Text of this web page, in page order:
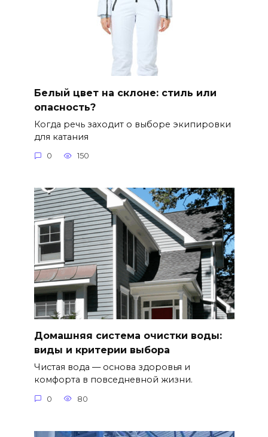
Белый цвет на склоне: стиль или
опасность?
Когда речь заходит о выборе экипировки
для катания
0 150
Домашняя система очистки воды:
виды и критерии выбора
Чистая вода — основа здоровья и
комфорта в повседневной жизни.
0 80